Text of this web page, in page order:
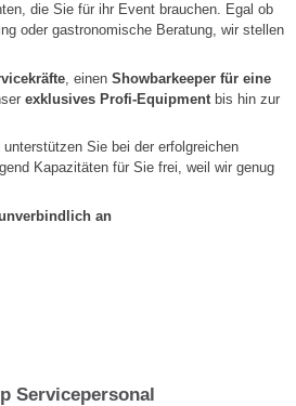
die Sie für ihr Event brauchen. Egal ob
oder gastronomische Beratung, wir stellen
, einen Showbarkeeper für eine
exklusives Profi-Equipment bis hin zur
Sie bei der erfolgreichen
Kapazitäten für Sie frei, weil wir genug
an
Servicepersonal